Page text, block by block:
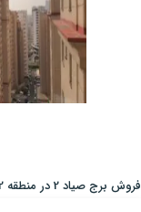
فروش برج صیاد 2 در منطقه 22 تهران